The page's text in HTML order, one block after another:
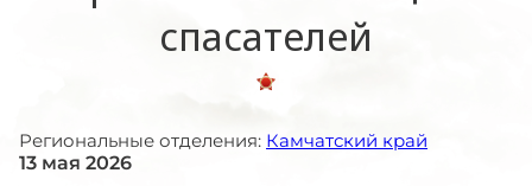
спасателей
Региональные отделения: Камчатский край
13 мая 2026